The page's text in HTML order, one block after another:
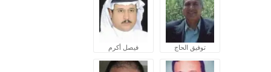
توفيق الحاج فيصل أكرم